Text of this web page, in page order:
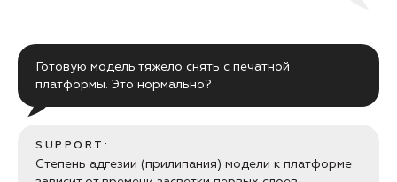
Готовую модель тяжело снять с печатной
платформы. Это нормально?
SUPPORT:
Степень адгезии (прилипания) модели к платформе